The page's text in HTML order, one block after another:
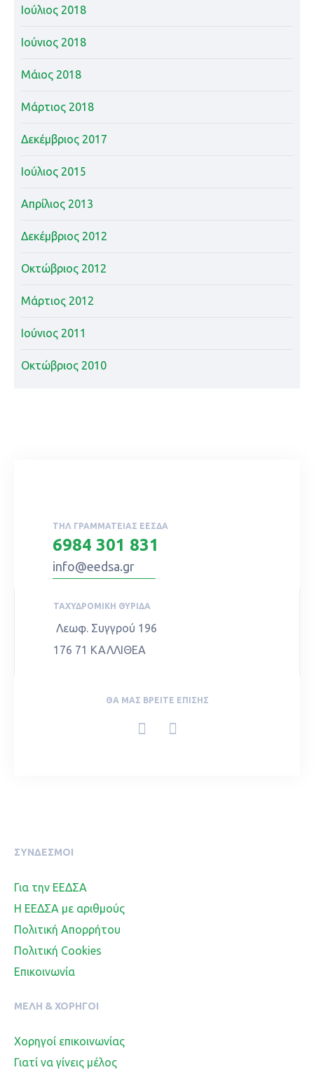
Ιούλιος 2018
Ιούνιος 2018
Μάιος 2018
Μάρτιος 2018
Δεκέμβριος 2017
Ιούλιος 2015
Απρίλιος 2013
Δεκέμβριος 2012
Οκτώβριος 2012
Μάρτιος 2012
Ιούνιος 2011
Οκτώβριος 2010
ΤΗΛ ΓΡΑΜΜΑΤΕΊΑΣ ΕΕΣΔΑ
6984 301 831
info@eedsa.gr
ΤΑΧΥΔΡΟΜΙΚΉ ΘΥΡΊΔΑ
Λεωφ. Συγγρού 196
176 71 ΚΑΛΛΙΘΕΑ
ΘΑ ΜΑΣ ΒΡΕΊΤΕ ΕΠΊΣΗΣ
ΣΥΝΔΕΣΜΟΙ
Για την ΕΕΔΣΑ
Η ΕΕΔΣΑ με αριθμούς
Πολιτική Απορρήτου
Πολιτική Cookies
Επικοινωνία
ΜΈΛΗ & ΧΟΡΗΓΟΊ
Χορηγοί επικοινωνίας
Γιατί να γίνεις μέλος